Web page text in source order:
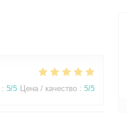
: 5/5 Цена / качество : 5/5